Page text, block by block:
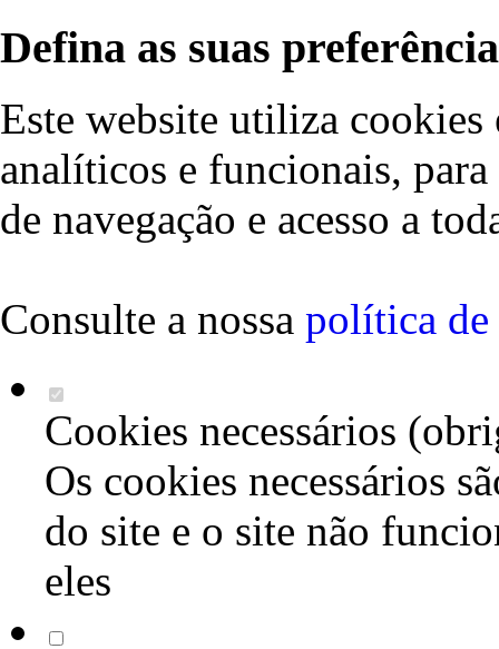
Defina as suas
Este website utiliza cookies
analíticos e funcionais,
de navegação e acesso a
Consulte a nossa política de
Cookies necessários
Os cookies necessários
do site e o site não
eles